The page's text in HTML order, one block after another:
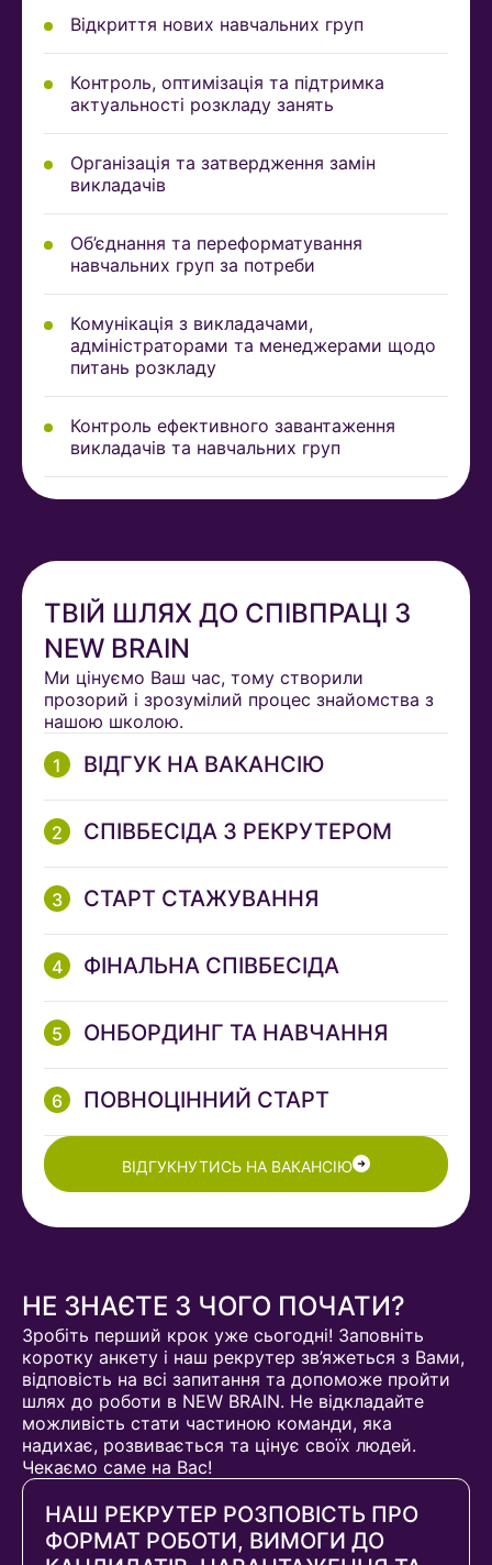
Відкриття нових навчальних груп
Контроль, оптимізація та підтримка
актуальності розкладу занять
Організація та затвердження замін
викладачів
Об’єднання та переформатування
навчальних груп за потреби
Комунікація з викладачами,
адміністраторами та менеджерами щодо
питань розкладу
Контроль ефективного завантаження
викладачів та навчальних груп
ТВІЙ ШЛЯХ ДО СПІВПРАЦІ З
NEW BRAIN
Ми цінуємо Ваш час, тому створили
прозорий і зрозумілий процес знайомства з
нашою школою.
ВІДГУК НА ВАКАНСІЮ
СПІВБЕСІДА З РЕКРУТЕРОМ
СТАРТ СТАЖУВАННЯ
ФІНАЛЬНА СПІВБЕСІДА
ОНБОРДИНГ ТА НАВЧАННЯ
ПОВНОЦІННИЙ СТАРТ
ВІДГУКНУТИСЬ НА ВАКАНСІЮ
НЕ ЗНАЄТЕ З ЧОГО ПОЧАТИ?
Зробіть перший крок уже сьогодні! Заповніть
коротку анкету і наш рекрутер зв’яжеться з Вами,
відповість на всі запитання та допоможе пройти
шлях до роботи в NEW BRAIN. Не відкладайте
можливість стати частиною команди, яка
надихає, розвивається та цінує своїх людей.
Чекаємо саме на Вас!
НАШ РЕКРУТЕР РОЗПОВІСТЬ ПРО
ФОРМАТ РОБОТИ, ВИМОГИ ДО